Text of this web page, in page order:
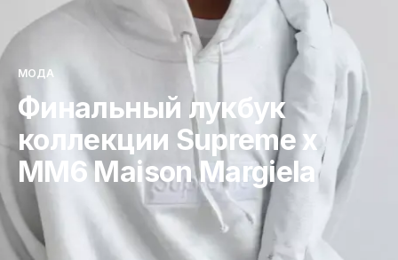
МОДА
Финальный лукбук
коллекции Supreme x
MM6 Maison Margiela